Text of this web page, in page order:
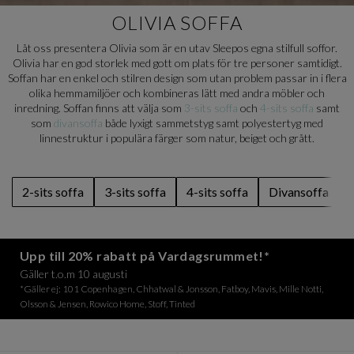
OLIVIA SOFFA
Låt oss presentera Olivia som är en utav Sleepos egna stilfull soffor.
Olivia har en god storlek med gott om plats för tre personer samtidigt.
Soffan har en enkel och stilren design som utan problem passar in i flera
olika hemmamiljöer och kombineras lätt med andra möbler och
inredning. Soffan finns att välja som 3-sits soffa och 4-sits soffa samt
som divansoffa både lyxigt sammetstyg samt polyestertyg med
linnestruktur i populära färger som natur, beiget och grått.
2-sits soffa 3-sits soffa 4-sits soffa Divansoffa
Upp till 20% rabatt på Vardagsrummet!*
Gäller t.o.m 10 augusti
*Gäller ej: 101 Copenhagen, Chhatwal & Jonsson, Fatboy, Mavis, Mille Notti,
Olsson & Jensen, Rowico Home, Stoff, Tinted